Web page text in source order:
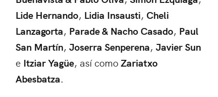
Lide Hernando, Lidia Insausti, Cheli
Lanzagorta, Parade & Nacho Casado, Paul
San Martín, Joserra Senperena, Javier Sun
e Itziar Yagüe, así comoZariatxo
Abesbatza.